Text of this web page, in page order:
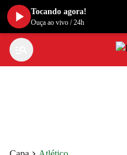
Tocando agora!
Ouça ao vivo /24h